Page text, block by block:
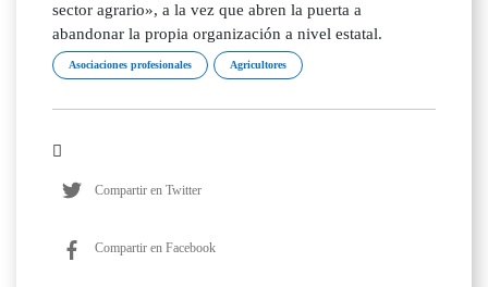
sector agrario», a la vez que abren la puerta a
abandonar la propia organización a nivel estatal.
Asociaciones profesionales Agricultores
Compartir en Twitter
Compartir en Facebook